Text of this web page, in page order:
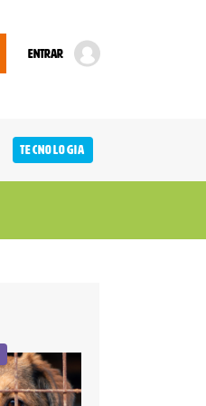
ENTRAR
Tecnologia